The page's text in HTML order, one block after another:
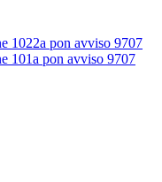
1022a pon avviso 9707
101a pon avviso 9707